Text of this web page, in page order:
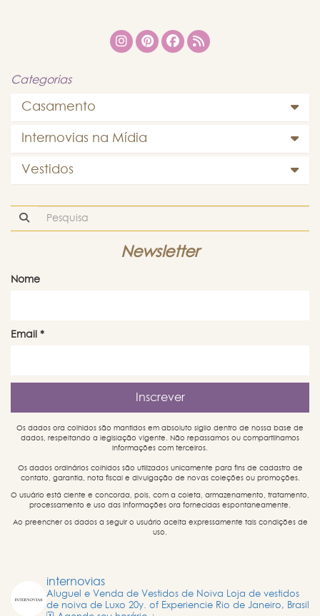
Categorias
Casamento
Internovias na Mídia
Vestidos
Newsletter
Nome
Email *
Os dados ora colhidos são mantidos em absoluto sigilo dentro de nossa base de
dados, respeitando a legislação vigente. Não repassamos ou compartilhamos
informações com terceiros.
Os dados ordinários colhidos são utilizados unicamente para fins de cadastro de
contato, garantia, nota fiscal e divulgação de novas coleções ou promoções.
O usuário está ciente e concorda, pois, com a coleta, armazenamento, tratamento,
processamento e uso das informações ora fornecidas espontaneamente.
Ao preencher os dados a seguir o usuário aceita expressamente tais condições de
uso.
internovias
Aluguel e Venda de Vestidos de Noiva Loja de vestidos
de noiva de Luxo 20y. of Experiencie Rio de Janeiro, Brasil